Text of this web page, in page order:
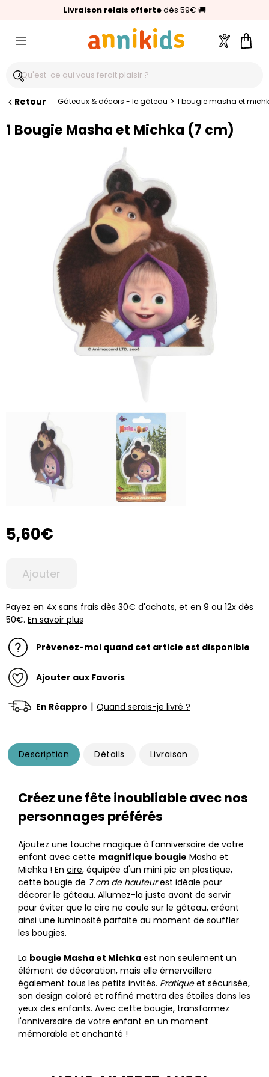
Livraison relais offertedès 59€ 🚚
🥇Palmarès Capital 2025 :Annikids N°1
⭐⭐⭐⭐⭐4,6/5(24 000 avis clients)
Compte
Retour Gâteaux & décors - le gâteau > 1 bougie masha et
1 Bougie Masha et Michka (7 cm)
5,60€
Ajouter
Payez en 4x sans frais dès 30€ d'achats, et en 9 ou 12x dès
50€. En savoir plus
Prévenez-moi quand cet article est disponible
Ajouter aux Favoris
En Réappro | Quand serais-je livré ?
Description Détails Livraison
Créez une fête inoubliable avec nos
personnages préférés
Ajoutez une touche magique à l'anniversaire de votre
enfant avec cette magnifique bougie Masha et
Michka ! En cire, équipée d'un mini pic en plastique,
cette bougie de 7 cm de hauteurest idéale pour
décorer le gâteau. Allumez-la juste avant de servir
pour éviter que la cire ne coule sur le gâteau, créant
ainsi une luminosité parfaite au moment de souffler
les bougies.
La bougie Masha et Michka est non seulement un
élément de décoration, mais elle émerveillera
également tous les petits invités. Pratiqueet sécurisée,
son design coloré et raffiné mettra des étoiles dans les
yeux des enfants. Avec cette bougie, transformez
l'anniversaire de votre enfant en un moment
mémorable et enchanté !